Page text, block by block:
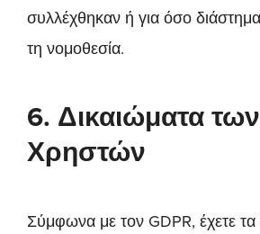
συλλέχθηκαν ή για όσο
τη νομοθεσία.
6. Δικαιώματα των
Χρηστών
Σύμφωνα με τον GDPR, έχετε τα